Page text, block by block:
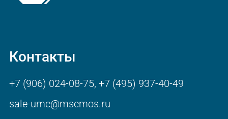
Контакты
+7 (906) 024-08-75, +7 (495) 937-40-49
sale-umc@mscmos.ru